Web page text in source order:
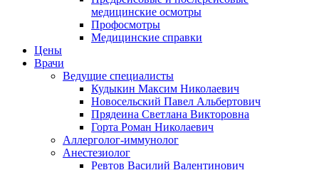
медицинские осмотры
Профосмотры
Медицинские справки
Цены
Врачи
Ведущие специалисты
Кудыкин Максим Николаевич
Новосельский Павел Альбертович
Прядеина Светлана Викторовна
Горта Роман Николаевич
Аллерголог-иммунолог
Анестезиолог
Ревтов Василий Валентинович